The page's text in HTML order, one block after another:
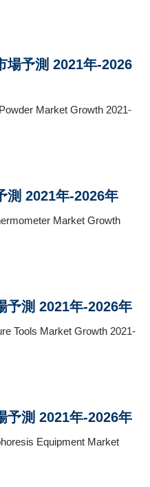
場予測 2021年-2026
Market Growth 2021-
測 2021年-2026年
Market Growth
予測 2021年-2026年
Tools Market Growth 2021-
予測 2021年-2026年
Equipment Market